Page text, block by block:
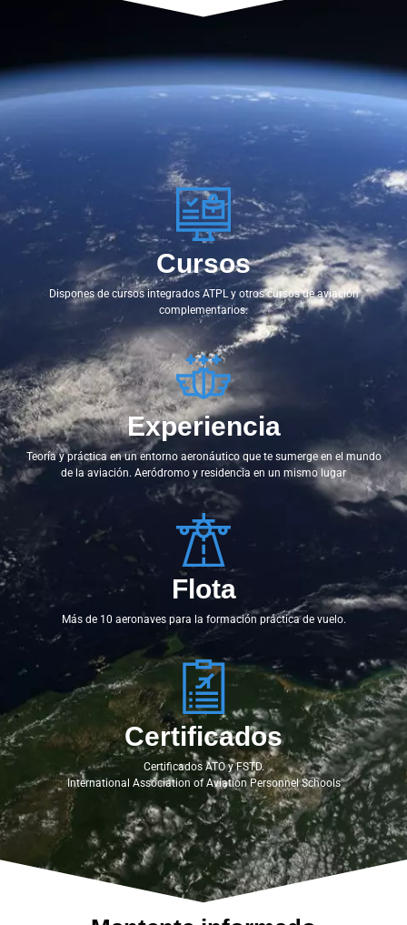
Cursos
Dispones de cursos integrados ATPL y otros cursos de aviación
complementarios.
Experiencia
Teoría y práctica en un entorno aeronáutico que te sumerge en el mundo
de la aviación. Aeródromo y residencia en un mismo lugar
Flota
Más de 10 aeronaves para la formación práctica de vuelo.
Certificados
Certificados ATO y FSTD.
International Association of Aviation Personnel Schools